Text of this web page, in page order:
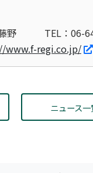
野
TEL：06-
www.f-regi.co.jp/
ニュース一